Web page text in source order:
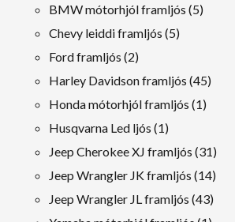
vörur
BMW mótorhjól framljós 55
Chevy leiddi framljós 55
Ford framljós 22
vörur
Harley Davidson framljós 4545
Honda mótorhjól framljós 11
Husqvarna Led ljós 11
Vara
Jeep Cherokee XJ framljós 3131
vörur
Jeep Wrangler JK framljós 1414
vörur
Jeep Wrangler JL framljós 4343
vörur